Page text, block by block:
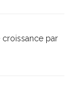
par